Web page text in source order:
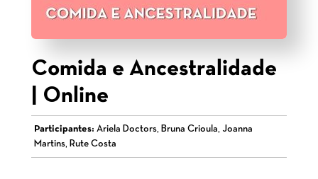
Comida e Ancestralidade
| Online
Participantes: Ariela Doctors, Bruna Crioula, Joanna
Martins, Rute Costa